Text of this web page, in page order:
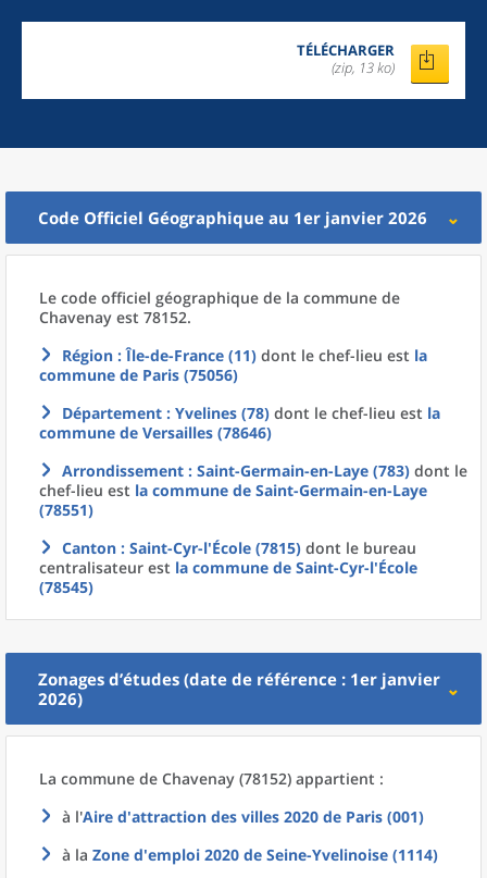
TÉLÉCHARGER
(zip, 13 ko)
Code Officiel Géographique au 1er janvier 2026
Le code officiel géographique de la commune de
Chavenay est 78152.
Région : Île-de-France (11) dont le chef-lieu est la
commune de Paris (75056)
Département : Yvelines (78) dont le chef-lieu est la
commune de Versailles (78646)
Arrondissement : Saint-Germain-en-Laye (783) dont le
chef-lieu est la commune de Saint-Germain-en-Laye
(78551)
Canton : Saint-Cyr-l'École (7815) dont le bureau
centralisateur est la commune de Saint-Cyr-l'École
(78545)
Zonages d’études (date de référence : 1er janvier
2026)
La commune de Chavenay (78152) appartient :
à l'Aire d'attraction des villes 2020 de Paris (001)
à la Zone d'emploi 2020 de Seine-Yvelinoise (1114)